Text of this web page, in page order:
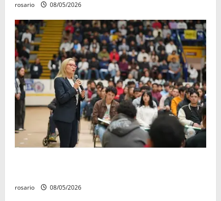
rosario 08/05/2026
rosario 08/05/2026